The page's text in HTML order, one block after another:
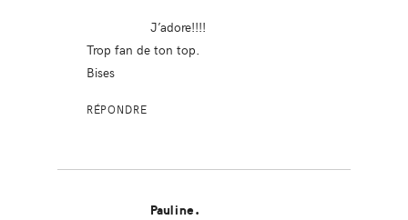
J’adore!!!!
Trop fan de ton top.
Bises
RÉPONDRE
Pauline.